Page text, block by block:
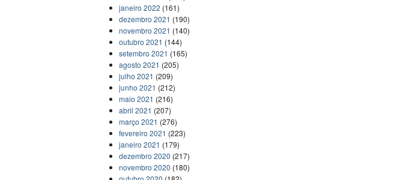
janeiro 2022 (161)
dezembro 2021 (190)
novembro 2021 (140)
outubro 2021 (144)
setembro 2021 (165)
agosto 2021 (205)
julho 2021 (209)
junho 2021 (212)
maio 2021 (216)
abril 2021 (207)
março 2021 (276)
fevereiro 2021 (223)
janeiro 2021 (179)
dezembro 2020 (217)
novembro 2020 (180)